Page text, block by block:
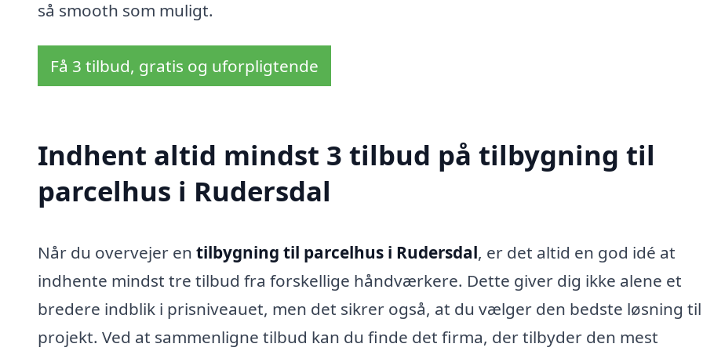
så smooth som muligt.
Få 3 tilbud, gratis og uforpligtende
Indhent altid mindst 3 tilbud på tilbygning til
parcelhus i Rudersdal
Når du overvejer en tilbygning til parcelhus i Rudersdal, er det altid en god idé at
indhente mindst tre tilbud fra forskellige håndværkere. Dette giver dig ikke alene et
bredere indblik i prisniveauet, men det sikrer også, at du vælger den bedste løsning
projekt. Ved at sammenligne tilbud kan du finde det firma, der tilbyder den mest